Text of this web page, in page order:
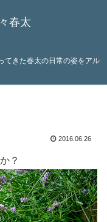
春太
きた春太の日常の姿をアル
2016.06.26
？